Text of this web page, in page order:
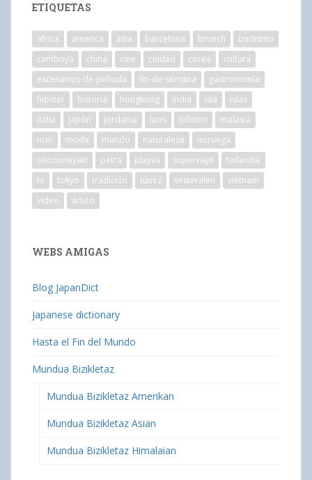
ETIQUETAS
africa america asia barcelona brunch
budismo
camboya
china cine ciudad corea
cultura
escenarios-de-película
fin-de-semana
gastronomía
hipster
historia hongkong india isla
islas
italia
japón jordania laos lofoten
malasia
mar
moda mundo naturaleza
noruega
okonomiyaki
petra playas superviaje
tailandia
te
tokyo tradición túnez vesteralen
vietnam
vídeo
ártico
WEBS AMIGAS
Blog JapanDict
Japanese dictionary
Hasta el Fin del Mundo
Mundua Bizikletaz
Mundua Bizikletaz Amerikan
Mundua Bizikletaz Asian
Mundua Bizikletaz Himalaian